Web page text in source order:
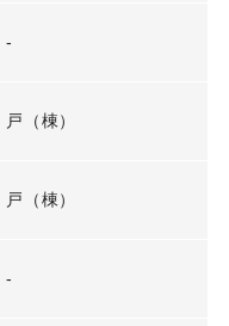
-
戸（棟）
戸（棟）
-